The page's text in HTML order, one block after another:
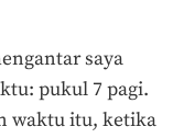
saya
pukul 7 pagi.
waktu itu, ketika